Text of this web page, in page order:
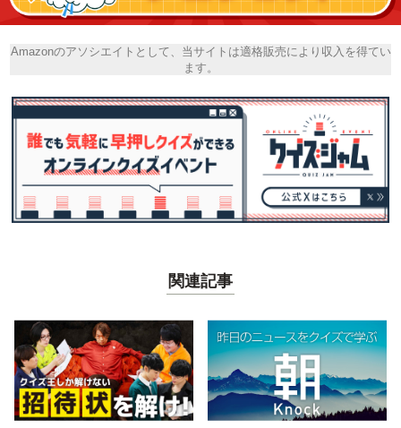
Amazonのアソシエイトとして、当サイトは適格販売により収入を得てい
ます。
関連記事